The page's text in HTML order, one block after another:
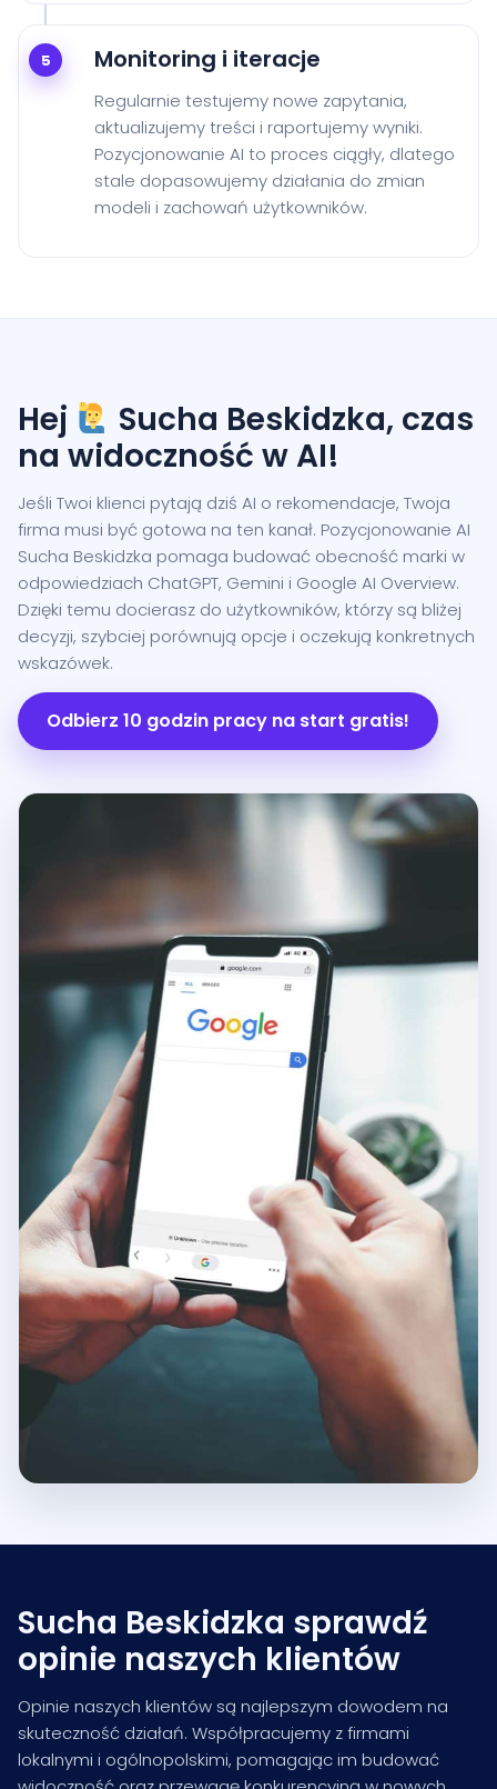
5 Monitoring i iteracje
Regularnie testujemy nowe zapytania,
aktualizujemy treści i raportujemy wyniki.
Pozycjonowanie AI to proces ciągły, dlatego
stale dopasowujemy działania do zmian
modeli i zachowań użytkowników.
Hej
Sucha Beskidzka, czas
na widoczność w AI!
Jeśli Twoi klienci pytają dziś AI o rekomendacje, Twoja
firma musi być gotowa na ten kanał. Pozycjonowanie AI
Sucha Beskidzka pomaga budować obecność marki w
odpowiedziach ChatGPT, Gemini i Google AI Overview.
Dzięki temu docierasz do użytkowników, którzy są bliżej
decyzji, szybciej porównują opcje i oczekują konkretnych
wskazówek.
Odbierz 10 godzin pracy na start gratis!
Sucha Beskidzka sprawdź
opinie naszych klientów
Opinie naszych klientów są najlepszym dowodem na
skuteczność działań. Współpracujemy z firmami
lokalnymi i ogólnopolskimi, pomagając im budować